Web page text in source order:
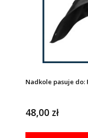
Nadkole pasuje do:
48,00 zł